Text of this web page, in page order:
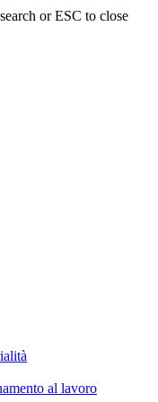
or ESC to close
al lavoro